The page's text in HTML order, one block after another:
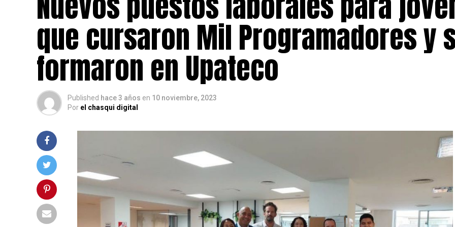
que cursaron Mil Programadores y
formaron en Upateco
Published hace 3 años en 10 noviembre, 2023
Por el chasqui digital